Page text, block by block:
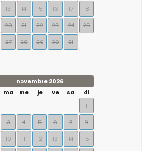
13 14 15 16 17 18
20 21 22 23 24 25
27 28 29 30 31
novembre 2026
ma me je ve sa
di
1
3 4 5 6 7 8
10 11 12 13 14 15